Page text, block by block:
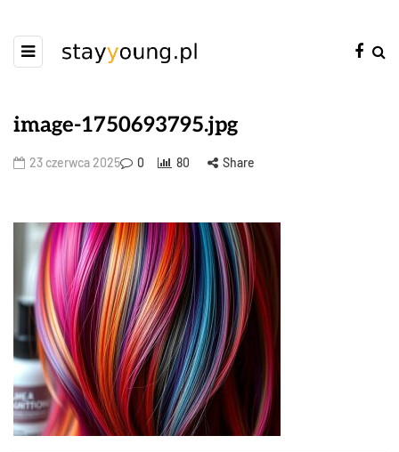
image-1750693795.jpg
23 czerwca 2025 0 80 Share